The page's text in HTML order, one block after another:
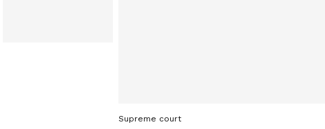
Supreme court